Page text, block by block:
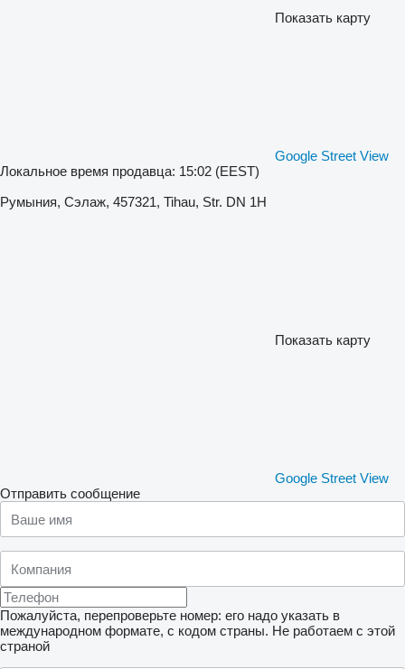
Показать карту
Google Street View
Локальное время продавца: 15:02 (EEST)
Румыния, Сэлаж, 457321, Tihau, Str. DN 1H
Показать карту
Google Street View
Отправить сообщение
Пожалуйста, перепроверьте номер: его надо указать в
международном формате, с кодом страны. Не работаем с этой
страной